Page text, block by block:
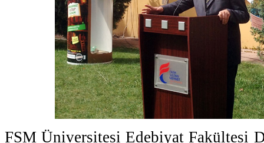
FSM Üniversitesi Edebiyat Fakültesi